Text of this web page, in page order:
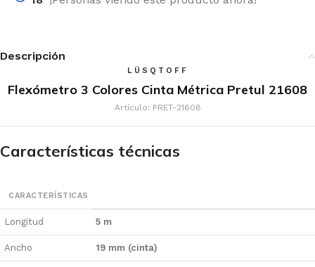
Descripción
LÜSQTOFF
Flexómetro 3 Colores Cinta Métrica Pretul 21608
Artículo: PRET-21608
Características técnicas
CARACTERÍSTICAS
Longitud 5 m
Ancho 19 mm (cinta)